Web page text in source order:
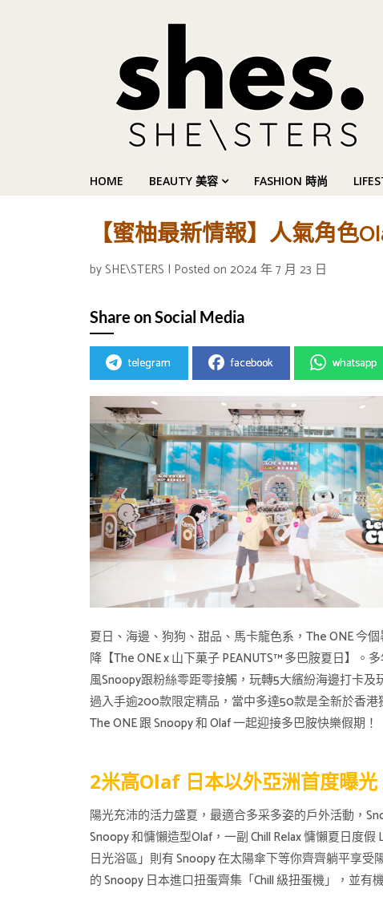
HOME BEAUTY 美容 FASHION 時尚
【蜜柚最新情報】人氣角色
by SHE\STERS | Posted on 2024 年 7 月 23 日
Share on Social Media
telegram facebook whatsapp
夏日、海邊、狗狗、甜品、馬卡龍色系，The ONE 今
降【The ONE x 山下菓子 PEANUTS™ 多巴胺夏日】
風Snoopy跟粉絲零距零接觸，玩轉5大繽紛海邊打卡及
過入手逾200款限定精品，當中多達50款是全新於香
The ONE 跟 Snoopy 和 Olaf 一起迎接多巴胺快樂假期！
2米高Olaf 日本以外亞洲首度曝
陽光充沛的活力盛夏，最適合多采多姿的戶外活動，
Snoopy 和慵懶造型Olaf，一副 Chill Relax 慵懶夏日度
日光浴區」則有 Snoopy 在太陽傘下等你齊齊躺平享
的 Snoopy 日本進口扭蛋齊集「Chill 級扭蛋機」，並